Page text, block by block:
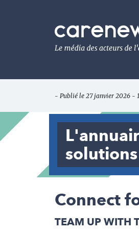
Le
média
de
l'engagement
- Publié le 27 janvier 2026 -
solutions
Connect
TEAM UP WITH